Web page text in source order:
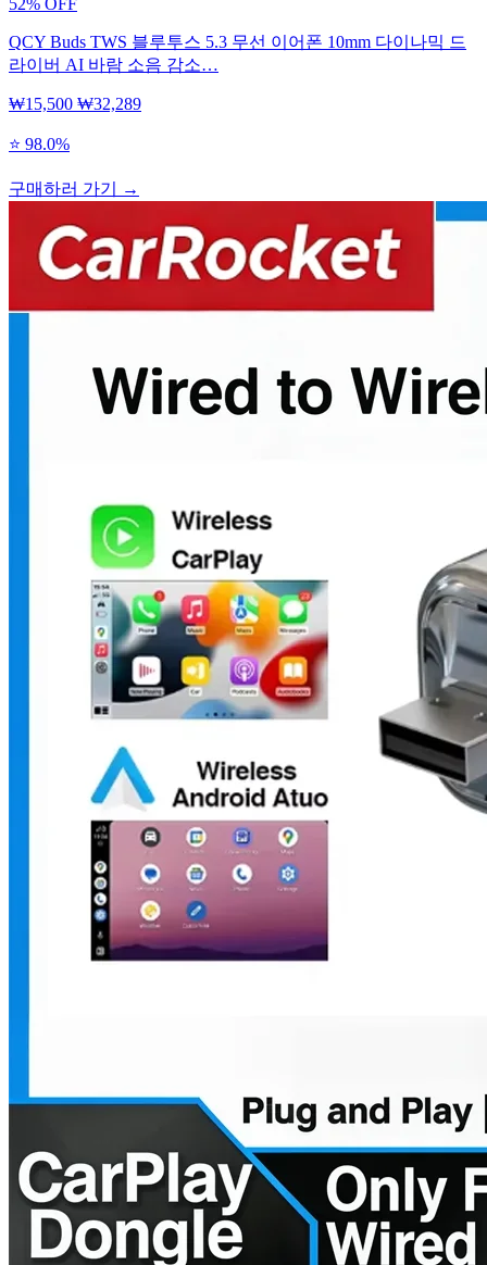
QCY Buds TWS 블루투스 5.3 무선 이어폰 10mm 다이나믹 드
라이버 AI 바람 소음 감소…
₩15,500 ₩32,289
⭐ 98.0%
구매하러 가기 →